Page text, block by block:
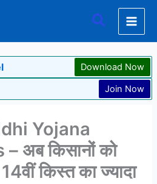
Search
Download Now
Join Now
Yojana
अब किसानों को
किस्त का ज्यादा